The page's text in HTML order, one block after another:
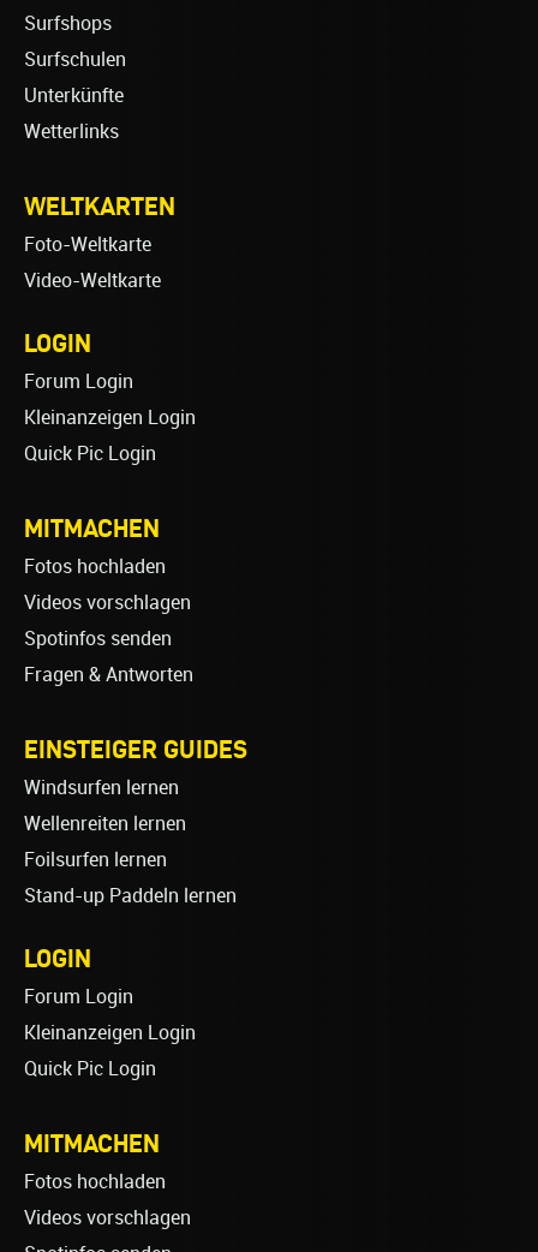
Surfshops
Surfschulen
Unterkünfte
Wetterlinks
WELTKARTEN
Foto-Weltkarte
Video-Weltkarte
LOGIN
Forum Login
Kleinanzeigen Login
Quick Pic Login
MITMACHEN
Fotos hochladen
Videos vorschlagen
Spotinfos senden
Fragen & Antworten
EINSTEIGER GUIDES
Windsurfen lernen
Wellenreiten lernen
Foilsurfen lernen
Stand-up Paddeln lernen
LOGIN
Forum Login
Kleinanzeigen Login
Quick Pic Login
MITMACHEN
Fotos hochladen
Videos vorschlagen